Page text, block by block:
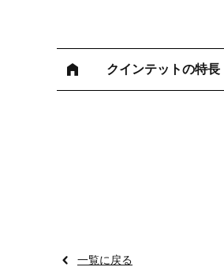
クインテットの特長
一覧に戻る